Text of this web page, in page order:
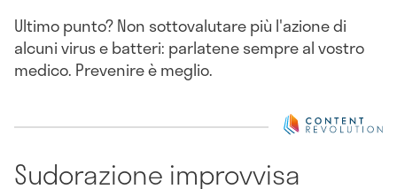
Ultimo punto? Non sottovalutare più l'azione di
alcuni virus e batteri: parlatene sempre al vostro
medico. Prevenire è meglio.
Sudorazione improvvisa